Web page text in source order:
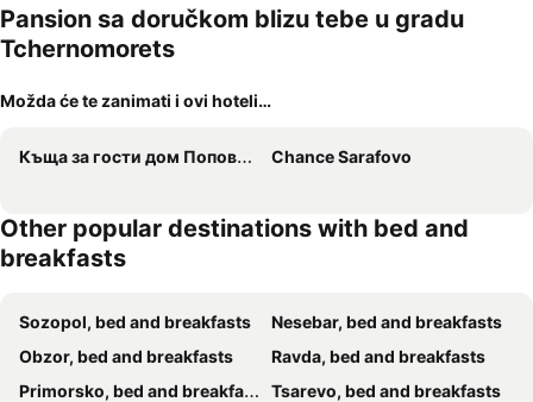
kućni
ljubimci
Pansion sa doručkom blizu tebe u gradu
Tchernomorets
Možda će te zanimati i ovi hoteli…
Къща за гости дом Попови Черноморец Chance Sarafovo
Other popular destinations with bed and
breakfasts
Sozopol, bed and breakfasts
Nesebar, bed and breakfasts
Obzor, bed and breakfasts
Ravda, bed and breakfasts
Primorsko, bed and breakfasts
Tsarevo, bed and breakfasts